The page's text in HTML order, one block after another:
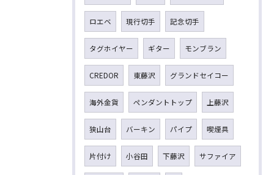
ロエベ 現行切手 記念切手
タグホイヤー ギター モンブラン
CREDOR 東藤沢 グランドセイコー
海外金貨 ペンダントトップ 上藤沢
狭山台 バーキン パイプ 喫煙具
片付け 小谷田 下藤沢 サファイア